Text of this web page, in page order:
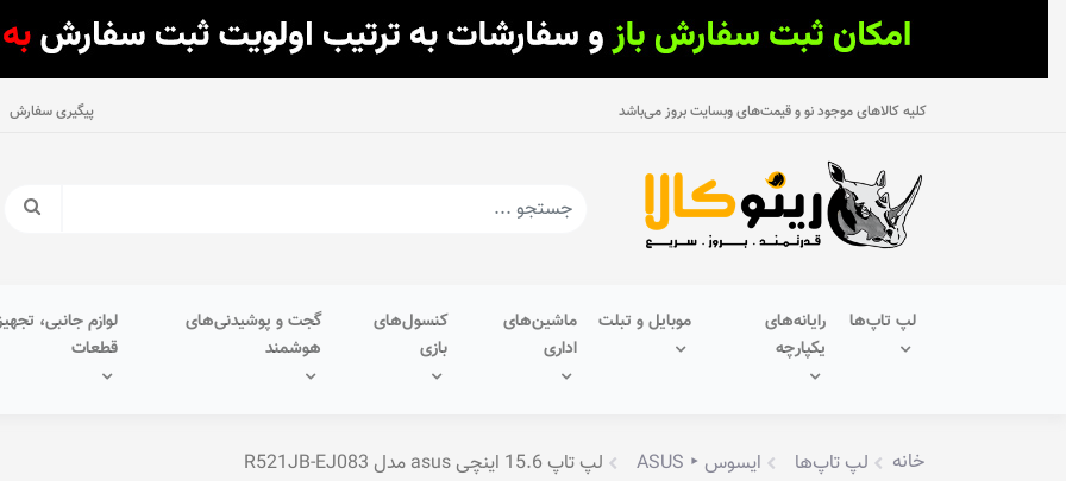
کلیه کالاهای موجود نو و قیمت‌های وبسایت بروز می‌باشد پیگیری سفارش
لپ تاپ‌ها
رایانه‌های
یکپارچه
موبایل و تبلت
ماشین‌های
اداری
کنسول‌های
بازی
گجت و پوشیدنی‌های
هوشمند
لوازم جانبی،
قطعات
خانه لپ تاپ‌ها ایسوس ‣ ASUS لپ تاپ 15.6 اینچی asus مدل R521JB-EJ083